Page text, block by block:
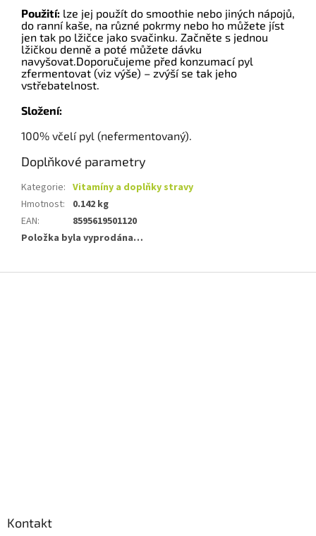
Použití: lze jej použít do smoothie nebo jiných nápojů,
do ranní kaše, na různé pokrmy nebo ho můžete jíst
jen tak po lžičce jako svačinku. Začněte s jednou
lžičkou denně a poté můžete dávku
navyšovat.Doporučujeme před konzumací pyl
zfermentovat (viz výše) – zvýší se tak jeho
vstřebatelnost.
Složení:
100% včelí pyl (nefermentovaný).
Doplňkové parametry
Kategorie: Vitamíny a doplňky stravy
Hmotnost:
0.142 kg
EAN:
8595619501120
Položka byla vyprodána…
Kontakt